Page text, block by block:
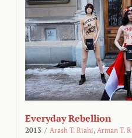
Everyday Rebellion
2013 / Arash T. Riahi, Arman T.